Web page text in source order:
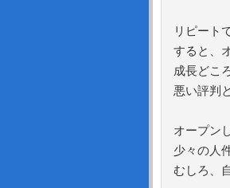
リピート
すると、
成長どこ
悪い評判
オープン
少々の人
むしろ、